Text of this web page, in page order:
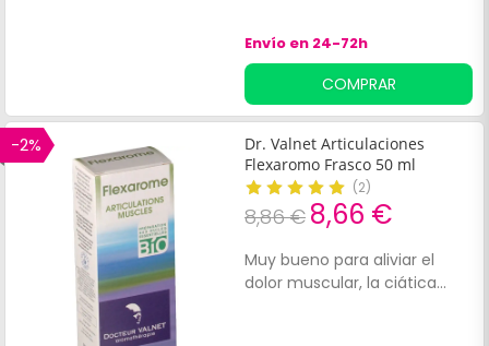
Envío en 24-72h
COMPRAR
-2%
Dr. Valnet Articulaciones
Flexaromo Frasco 50 ml
(2)
8,86 € 8,66 €
Muy bueno para aliviar el
dolor muscular, la ciática...